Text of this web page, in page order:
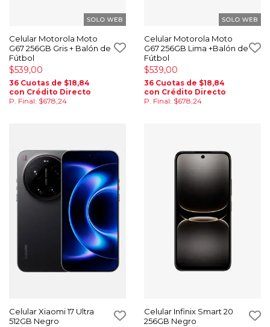
Celular Motorola Moto
G67 256GB Gris + Balón de
Fútbol
$539,00
36 Cuotas de $18,84
con Crédito Directo
P. Final: $678,24
Celular Motorola Moto
G67 256GB Lima +Balón de
Fútbol
$539,00
36 Cuotas de $18,84
con Crédito Directo
P. Final: $678,24
Celular Xiaomi 17 Ultra
512GB Negro
Celular Infinix Smart 20
256GB Negro